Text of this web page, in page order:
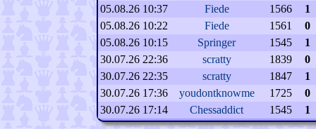
05.08.26 10:37
Fiede 1566
1
05.08.26 10:22
Fiede 1561
0
05.08.26 10:15
Springer 1545
1
30.07.26 22:36
scratty 1839
0
30.07.26 22:35
scratty 1847
1
30.07.26 17:36
youdontknowme 1725
0
30.07.26 17:14
Chessaddict 1545 1